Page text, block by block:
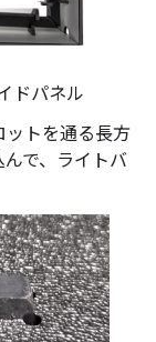
ドパネル
ットを通る長方
で、ライトバ